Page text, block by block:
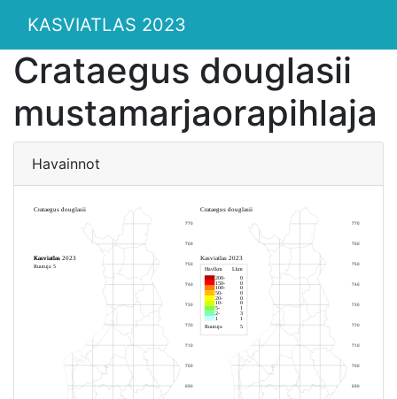
KASVIATLAS 2023
Crataegus douglasii
mustamarjaorapihlaja
Havainnot